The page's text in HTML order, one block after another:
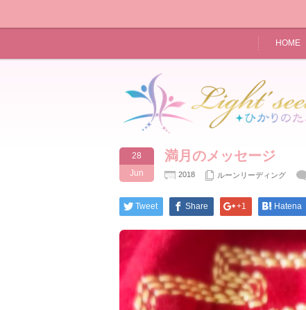
HOME
28
Jun
満月のメッセージ
2018 ルーンリーディング
Tweet Share +1 Hatena